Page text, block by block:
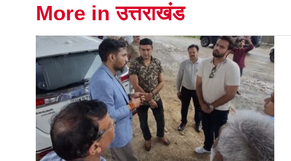
More in उत्तराखंड